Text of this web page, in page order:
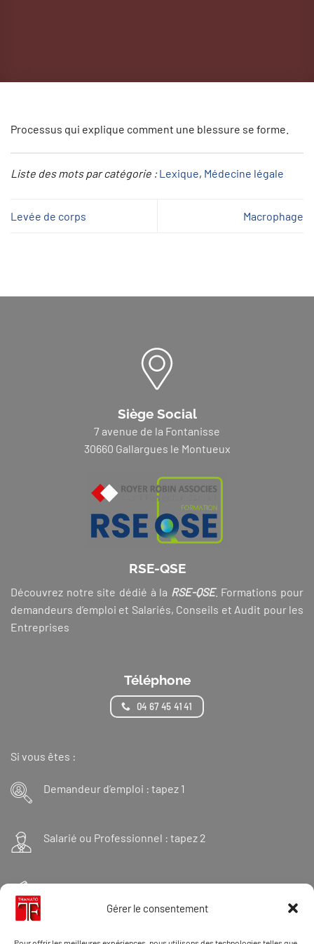
Gérer le consentement
Processus qui explique comment une blessure se forme.
Liste des mots par catégorie :Lexique, Médecine légale
Levée de corps Macrophage
Siège Social
7 avenue de la Fontanisse
30660 Gallargues le Montueux
RSE-QSE
Découvrez notre site dédié à la RSE-QSE. Formations pour
demandeurs d’emploi et Salariés, Conseils et Audit pour les
Entreprises
Téléphone
04 67 45 41 41
Si vous êtes :
Demandeur d’emploi : tapez 1
Salarié ou Professionnel : tapez 2
Financeur : tapez 3
Et « 98 » pour une formation Thanatopraxie